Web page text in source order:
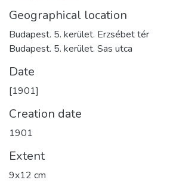
Geographical location
Budapest. 5. kerület. Erzsébet tér
Budapest. 5. kerület. Sas utca
Date
[1901]
Creation date
1901
Extent
9x12 cm